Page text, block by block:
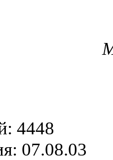
4448
07.08.03